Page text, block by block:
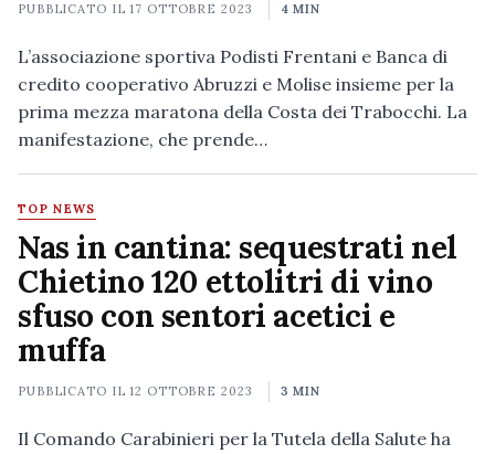
PUBBLICATO IL17 OTTOBRE 2023 4 MIN
L’associazione sportiva Podisti Frentani e Banca di
credito cooperativo Abruzzi e Molise insieme per la
prima mezza maratona della Costa dei Trabocchi. La
manifestazione, che prende…
TOP NEWS
Nas in cantina: sequestrati nel
Chietino 120 ettolitri di vino
sfuso con sentori acetici e
muffa
PUBBLICATO IL12 OTTOBRE 2023 3 MIN
Il Comando Carabinieri per la Tutela della Salute ha